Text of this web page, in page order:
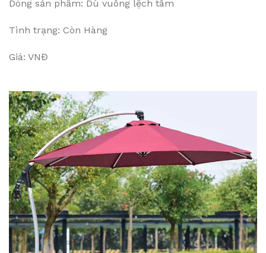
Dòng sản phẩm: Dù vuông lệch tâm
Tình trạng: Còn Hàng
Giá: VNĐ